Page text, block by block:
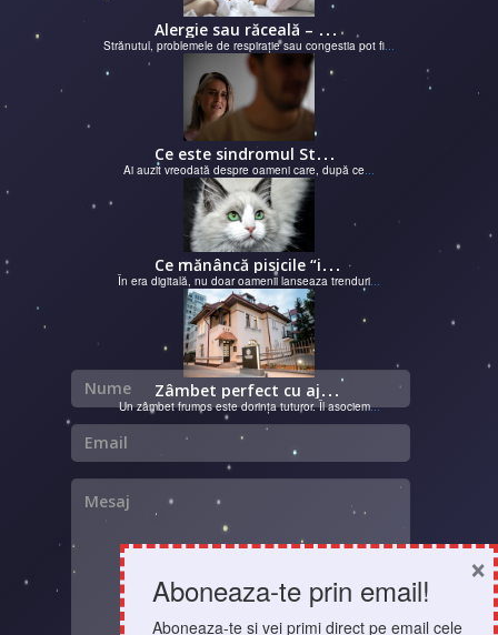
A
lergie sau răceală – cum îţi dai seama de ce suferi și de ce conteaz...
Strănutul, problemele de respirație sau congestia pot fi...
C
e este sindromul Stockholm și de ce victimele își apără agresorii.
Ai auzit vreodată despre oameni care, după ce...
C
e mănâncă pisicile “influencer” pe Instagram? Hrana lor virală
În era digitală, nu doar oamenii lanseaza trenduri...
Z
âmbet perfect cu ajutorul unui cabinet dentar
Un zâmbet frumos este dorința tuturor. Îl asociem...
Nume
Email
Aboneaza-te prin email!
Aboneaza-te si vei primi direct pe email cele
×